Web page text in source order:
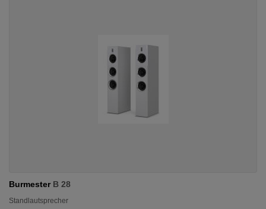
Burmester B 28
Standlautsprecher